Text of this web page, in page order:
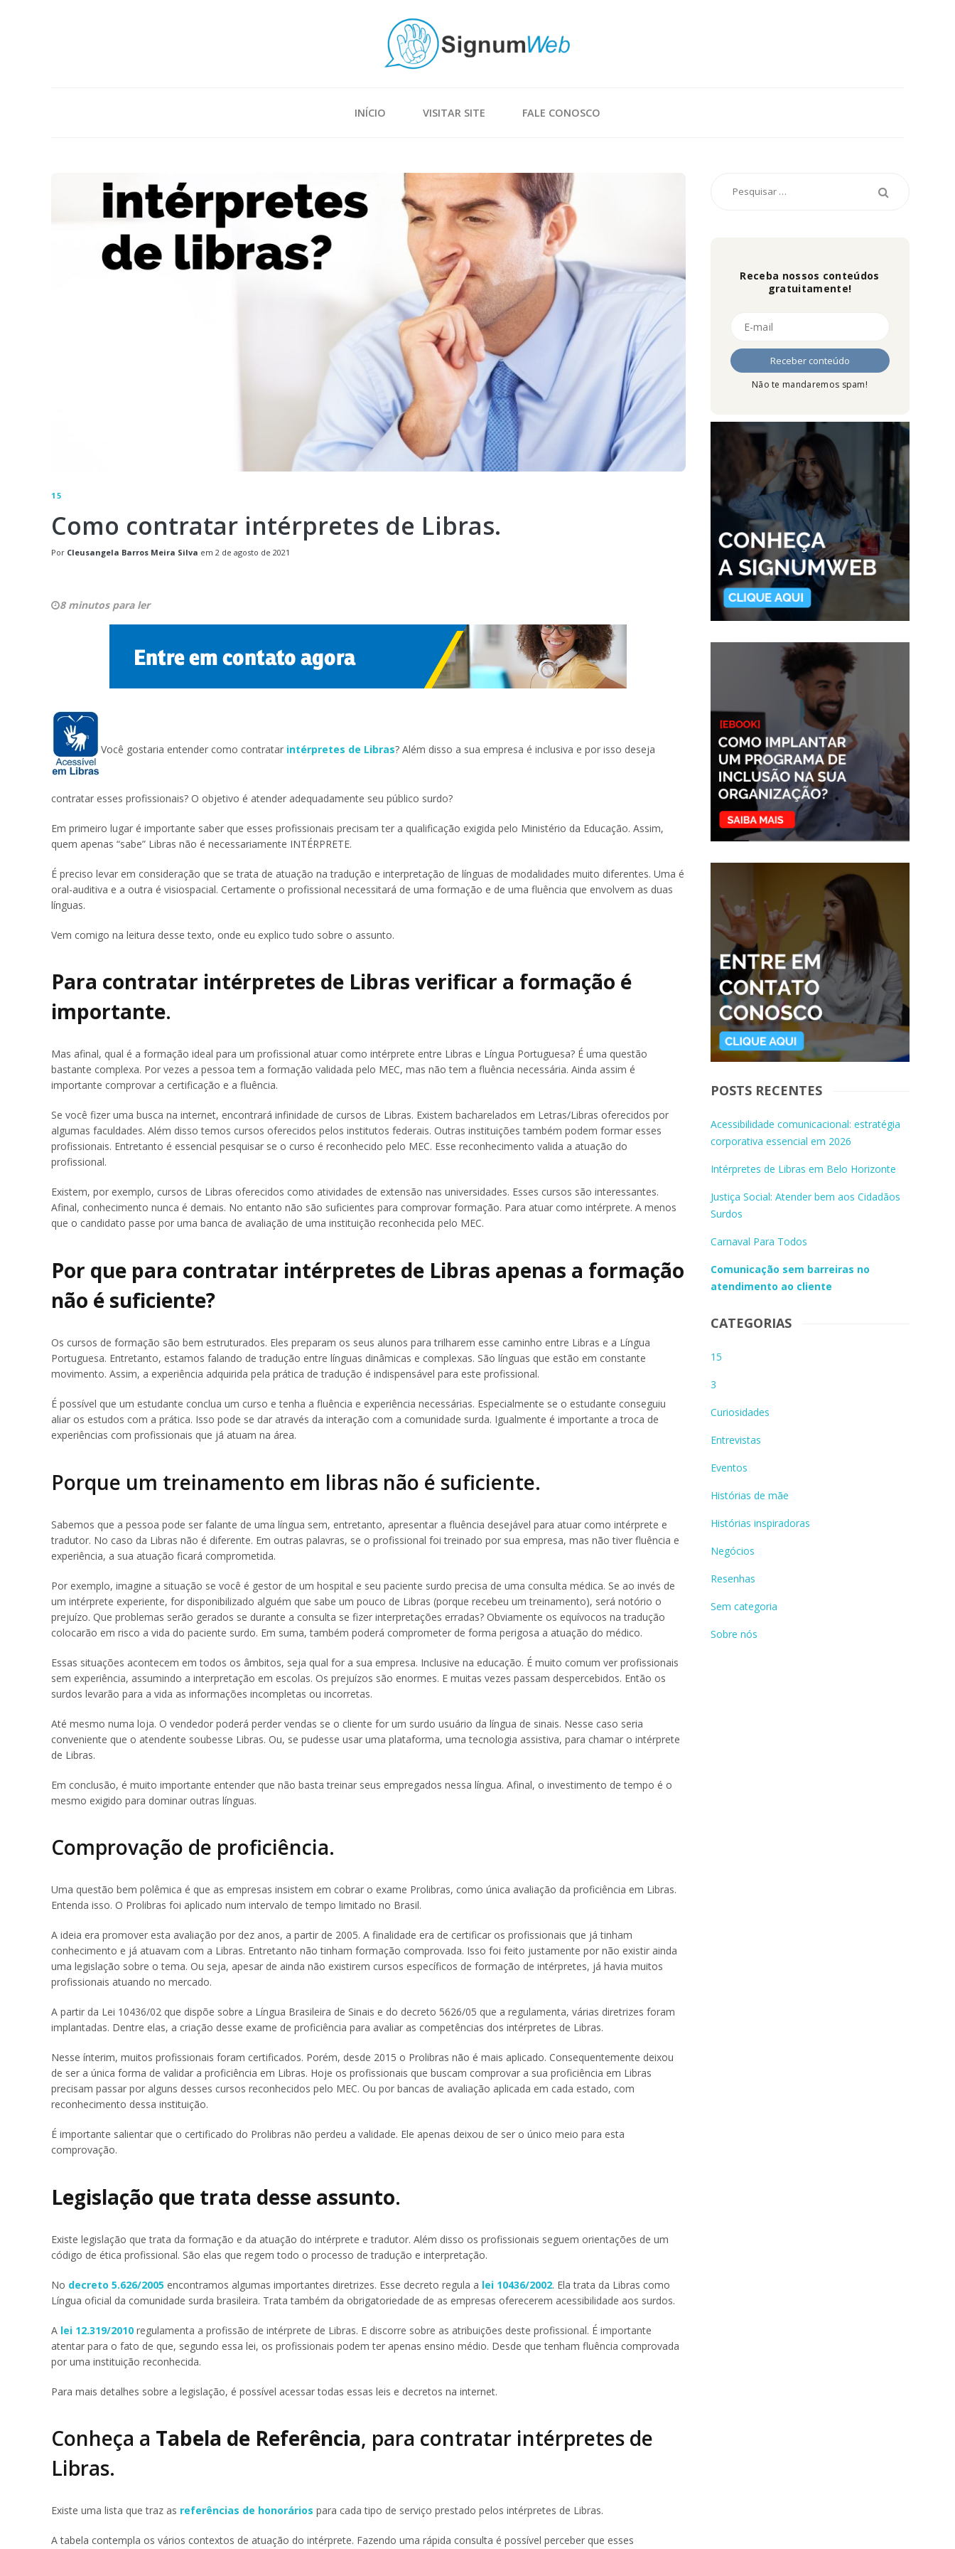
INÍCIO VISITAR SITE FALE CONOSCO
15
Como contratar intérpretes de Libras.
Por Cleusangela Barros Meira Silva em 2 de agosto de 2021
8 minutos para ler
Você gostaria entender como contratar intérpretes de Libras? Além disso a sua empresa é inclusiva e por isso deseja
contratar esses profissionais? O objetivo é atender adequadamente seu público surdo?
Em primeiro lugar é importante saber que esses profissionais precisam ter a qualificação exigida pelo Ministério da Educação. Assim,
quem apenas “sabe” Libras não é necessariamente INTÉRPRETE.
É preciso levar em consideração que se trata de atuação na tradução e interpretação de línguas de modalidades muito diferentes. Uma é
oral-auditiva e a outra é visiospacial. Certamente o profissional necessitará de uma formação e de uma fluência que envolvem as duas
línguas.
Vem comigo na leitura desse texto, onde eu explico tudo sobre o assunto.
Para contratar intérpretes de Libras verificar a formação é
importante.
Mas afinal, qual é a formação ideal para um profissional atuar como intérprete entre Libras e Língua Portuguesa? É uma questão
bastante complexa. Por vezes a pessoa tem a formação validada pelo MEC, mas não tem a fluência necessária. Ainda assim é
importante comprovar a certificação e a fluência.
Se você fizer uma busca na internet, encontrará infinidade de cursos de Libras. Existem bacharelados em Letras/Libras oferecidos por
algumas faculdades. Além disso temos cursos oferecidos pelos institutos federais. Outras instituições também podem formar esses
profissionais. Entretanto é essencial pesquisar se o curso é reconhecido pelo MEC. Esse reconhecimento valida a atuação do
profissional.
Existem, por exemplo, cursos de Libras oferecidos como atividades de extensão nas universidades. Esses cursos são interessantes.
Afinal, conhecimento nunca é demais. No entanto não são suficientes para comprovar formação. Para atuar como intérprete. A menos
que o candidato passe por uma banca de avaliação de uma instituição reconhecida pelo MEC.
Por que para contratar intérpretes de Libras apenas a formação
não é suficiente?
Os cursos de formação são bem estruturados. Eles preparam os seus alunos para trilharem esse caminho entre Libras e a Língua
Portuguesa. Entretanto, estamos falando de tradução entre línguas dinâmicas e complexas. São línguas que estão em constante
movimento. Assim, a experiência adquirida pela prática de tradução é indispensável para este profissional.
É possível que um estudante conclua um curso e tenha a fluência e experiência necessárias. Especialmente se o estudante conseguiu
aliar os estudos com a prática. Isso pode se dar através da interação com a comunidade surda. Igualmente é importante a troca de
experiências com profissionais que já atuam na área.
Porque um treinamento em libras não é suficiente.
Sabemos que a pessoa pode ser falante de uma língua sem, entretanto, apresentar a fluência desejável para atuar como intérprete e
tradutor. No caso da Libras não é diferente. Em outras palavras, se o profissional foi treinado por sua empresa, mas não tiver fluência e
experiência, a sua atuação ficará comprometida.
Por exemplo, imagine a situação se você é gestor de um hospital e seu paciente surdo precisa de uma consulta médica. Se ao invés de
um intérprete experiente, for disponibilizado alguém que sabe um pouco de Libras (porque recebeu um treinamento), será notório o
prejuízo. Que problemas serão gerados se durante a consulta se fizer interpretações erradas? Obviamente os equívocos na tradução
colocarão em risco a vida do paciente surdo. Em suma, também poderá comprometer de forma perigosa a atuação do médico.
Essas situações acontecem em todos os âmbitos, seja qual for a sua empresa. Inclusive na educação. É muito comum ver profissionais
sem experiência, assumindo a interpretação em escolas. Os prejuízos são enormes. E muitas vezes passam despercebidos. Então os
surdos levarão para a vida as informações incompletas ou incorretas.
Até mesmo numa loja. O vendedor poderá perder vendas se o cliente for um surdo usuário da língua de sinais. Nesse caso seria
conveniente que o atendente soubesse Libras. Ou, se pudesse usar uma plataforma, uma tecnologia assistiva, para chamar o intérprete
de Libras.
Em conclusão, é muito importante entender que não basta treinar seus empregados nessa língua. Afinal, o investimento de tempo é o
mesmo exigido para dominar outras línguas.
Comprovação de proficiência.
Uma questão bem polêmica é que as empresas insistem em cobrar o exame Prolibras, como única avaliação da proficiência em Libras.
Entenda isso. O Prolibras foi aplicado num intervalo de tempo limitado no Brasil.
A ideia era promover esta avaliação por dez anos, a partir de 2005. A finalidade era de certificar os profissionais que já tinham
conhecimento e já atuavam com a Libras. Entretanto não tinham formação comprovada. Isso foi feito justamente por não existir ainda
uma legislação sobre o tema. Ou seja, apesar de ainda não existirem cursos específicos de formação de intérpretes, já havia muitos
profissionais atuando no mercado.
A partir da Lei 10436/02 que dispõe sobre a Língua Brasileira de Sinais e do decreto 5626/05 que a regulamenta, várias diretrizes foram
implantadas. Dentre elas, a criação desse exame de proficiência para avaliar as competências dos intérpretes de Libras.
Nesse ínterim, muitos profissionais foram certificados. Porém, desde 2015 o Prolibras não é mais aplicado. Consequentemente deixou
de ser a única forma de validar a proficiência em Libras. Hoje os profissionais que buscam comprovar a sua proficiência em Libras
precisam passar por alguns desses cursos reconhecidos pelo MEC. Ou por bancas de avaliação aplicada em cada estado, com
reconhecimento dessa instituição.
É importante salientar que o certificado do Prolibras não perdeu a validade. Ele apenas deixou de ser o único meio para esta
comprovação.
Legislação que trata desse assunto.
Existe legislação que trata da formação e da atuação do intérprete e tradutor. Além disso os profissionais seguem orientações de um
código de ética profissional. São elas que regem todo o processo de tradução e interpretação.
No decreto 5.626/2005 encontramos algumas importantes diretrizes. Esse decreto regula a lei 10436/2002. Ela trata da Libras como
Língua oficial da comunidade surda brasileira. Trata também da obrigatoriedade de as empresas oferecerem acessibilidade aos surdos.
A lei 12.319/2010 regulamenta a profissão de intérprete de Libras. E discorre sobre as atribuições deste profissional. É importante
atentar para o fato de que, segundo essa lei, os profissionais podem ter apenas ensino médio. Desde que tenham fluência comprovada
por uma instituição reconhecida.
Para mais detalhes sobre a legislação, é possível acessar todas essas leis e decretos na internet.
Conheça a Tabela de Referência, para contratar intérpretes de
Libras.
Existe uma lista que traz as referências de honorários para cada tipo de serviço prestado pelos intérpretes de Libras.
A tabela contempla os vários contextos de atuação do intérprete. Fazendo uma rápida consulta é possível perceber que esses
Receba nossos conteúdos
gratuitamente!
Não te mandaremos spam!
POSTS RECENTES
Acessibilidade comunicacional: estratégia
corporativa essencial em 2026
Intérpretes de Libras em Belo Horizonte
Justiça Social: Atender bem aos Cidadãos
Surdos
Carnaval Para Todos
Comunicação sem barreiras no
atendimento ao cliente
CATEGORIAS
15
3
Curiosidades
Entrevistas
Eventos
Histórias de mãe
Histórias inspiradoras
Negócios
Resenhas
Sem categoria
Sobre nós